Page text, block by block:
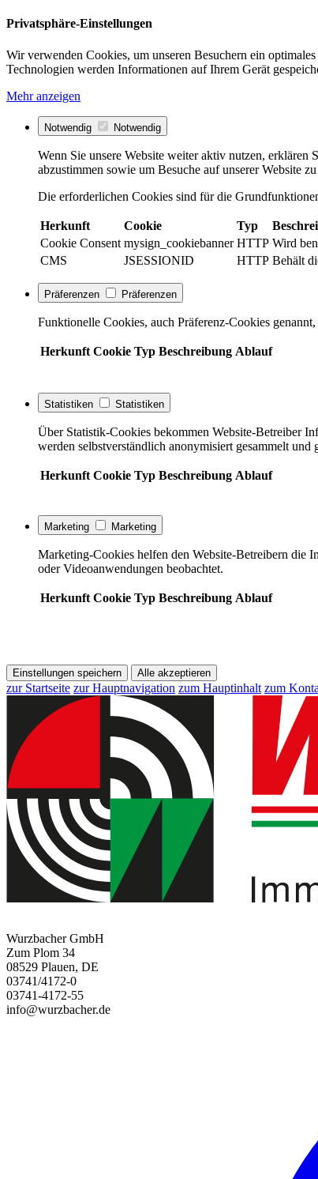
Privatsphäre-Einstellungen
Wir verwenden Cookies, um unseren Besuchern ein
Technologien werden Informationen auf Ihrem Gerät
Mehr anzeigen
Notwendig Notwendig
Wenn Sie unsere Website weiter aktiv nutzen,
abzustimmen sowie um Besuche auf unserer Website
Die erforderlichen Cookies sind für die
Herkunft Cookie Typ
Cookie Consent mysign_cookiebanner HTTP Wird
CMS
JSESSIONID HTTP Behält
Präferenzen Präferenzen
Funktionelle Cookies, auch Präferenz-Cookies
Herkunft Cookie Typ Beschreibung Ablauf
Statistiken Statistiken
Über Statistik-Cookies bekommen Website-Betreiber
werden selbstverständlich anonymisiert gesammelt und
Herkunft Cookie Typ Beschreibung Ablauf
Marketing Marketing
Marketing-Cookies helfen den Website-Betreibern die
oder Videoanwendungen beobachtet.
Herkunft Cookie Typ Beschreibung Ablauf
Einstellungen speichern Alle akzeptieren
zur Startseite zur Hauptnavigation zum Hauptinhalt zum
Wurzbacher GmbH
Zum Plom 34
08529 Plauen, DE
03741/4172-0
03741-4172-55
info@wurzbacher.de